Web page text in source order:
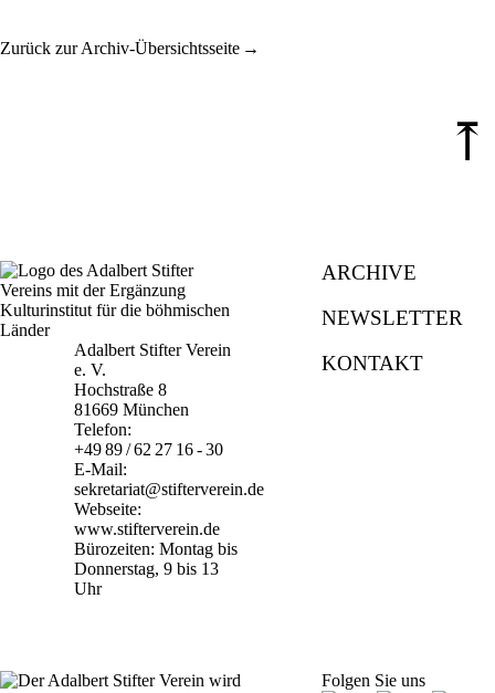
Zurück zur Archiv-Übersichtsseite
⤒
Adalbert Stifter Verein
e. V.
Hochstraße 8
81669 München
Telefon:
+49 89 / 62 27 16 - 30
E-Mail:
sekretariat@stifterverein.de
Webseite:
www.stifterverein.de
Bürozeiten: Montag bis
Donnerstag, 9 bis 13
Uhr
ARCHIVE
NEWSLETTER
KONTAKT
Folgen Sie uns